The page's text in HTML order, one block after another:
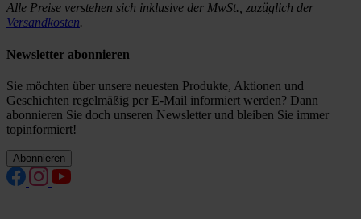
Alle Preise verstehen sich inklusive der MwSt., zuzüglich der
Versandkosten.
Newsletter abonnieren
Sie möchten über unsere neuesten Produkte, Aktionen und
Geschichten regelmäßig per E-Mail informiert werden? Dann
abonnieren Sie doch unseren Newsletter und bleiben Sie immer
topinformiert!
Abonnieren